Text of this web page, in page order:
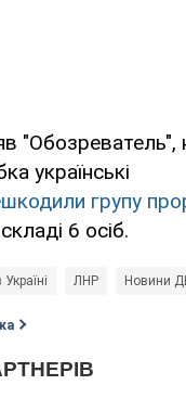
"Обозреватель",
українські
групу
6 осіб.
ЛНР Новини